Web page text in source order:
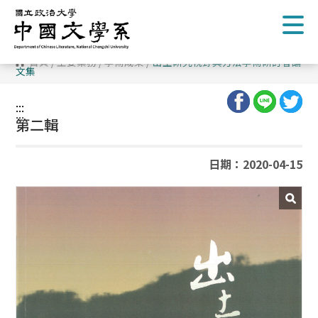
跳
到
主
要
內
容
區
首頁/主要業務/學術成果/出土研究視野與方法學術研討會論
文集
:::
:::
第二輯
日期：2020-04-15